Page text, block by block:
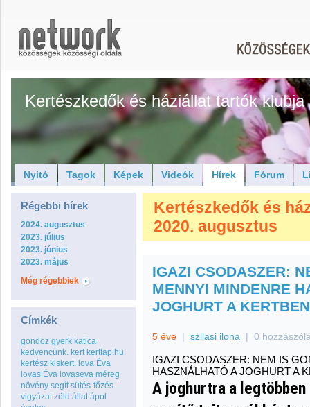
Kertészkedők és háziállat tartók klubja
Nyitó Tagok Képek Videók Hírek Fórum
Régebbi hírek
2024. augusztus
2023. július
2023. június
2023. május
Még régebbiek
Címkék
gondoz gyerk katica
kedvencünk. kert kertlap.hu
kertész kiskert. lova Éva
lovas Éva lovaseva méreg
növény segít sütés-főzés.
vigyázat zöld állat ápol
Kertészkedők és
2020. augusztus
IGAZI CSODASZER:
MENNYI MINDENRE
JOGHURT A KERTBEN
5 éve | szilasi ilona | 0
IGAZI CSODASZER: NEM IS
HASZNÁLHATÓ A JOGHURT A
A joghurtra a